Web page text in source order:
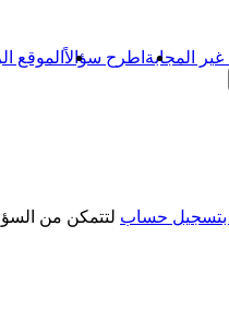
غير المجابة اطرح سؤالاًالموقع
حساب لتتمكن من